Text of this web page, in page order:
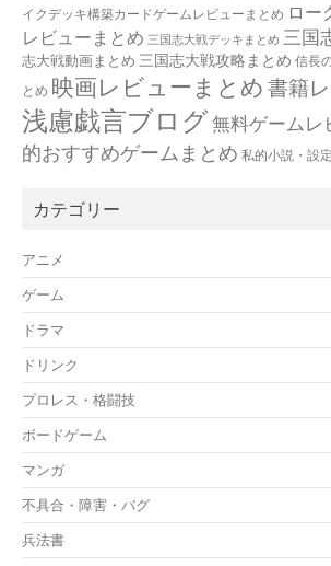
イクデッキ構築カードゲームレビューまとめ ロー
レビューまとめ 三国志大戦デッキまとめ 三国
志大戦動画まとめ 三国志大戦攻略まとめ 信長
とめ 映画レビューまとめ 書籍
浅慮戯言ブログ無料ゲームレ
的おすすめゲームまとめ 私的小説・設
カテゴリー
アニメ
ゲーム
ドラマ
ドリンク
プロレス・格闘技
ボードゲーム
マンガ
不具合・障害・バグ
兵法書